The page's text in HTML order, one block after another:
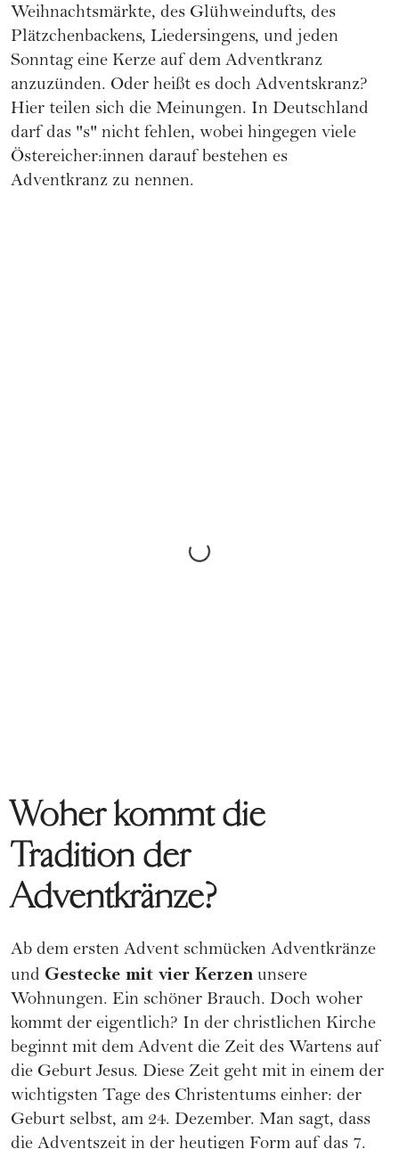
Weihnachtsmärkte, des Glühweindufts, des
Plätzchenbackens, Liedersingens, und jeden
Sonntag eine Kerze auf dem Adventkranz
anzuzünden. Oder heißt es doch Adventskranz?
Hier teilen sich die Meinungen. In Deutschland
darf das "s" nicht fehlen, wobei hingegen viele
Östereicher:innen darauf bestehen es
Adventkranz zu nennen.
Woher kommt die
Tradition der
Adventkränze?
Ab dem ersten Advent schmücken Adventkränze
und Gestecke mit vier Kerzen unsere
Wohnungen. Ein schöner Brauch. Doch woher
kommt der eigentlich? In der christlichen Kirche
beginnt mit dem Advent die Zeit des Wartens auf
die Geburt Jesus. Diese Zeit geht mit in einem der
wichtigsten Tage des Christentums einher: der
Geburt selbst, am 24. Dezember. Man sagt, dass
die Adventszeit in der heutigen Form auf das 7.